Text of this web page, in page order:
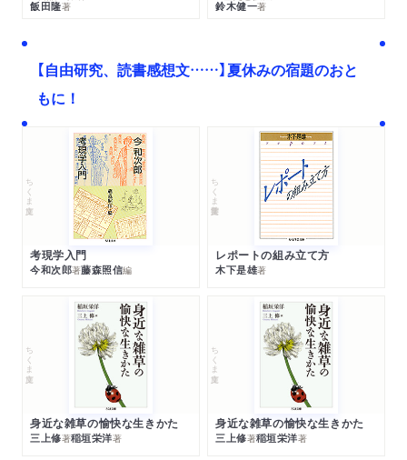
飯田隆著 鈴木健一著
【自由研究、読書感想文……】夏休みの宿題のおと
もに！
ちくま文庫
考現学入門
今和次郎著藤森照信編
ちくま学芸文庫
レポートの組み立て方
木下是雄著
ちくま文庫
身近な雑草の愉快な生きかた
三上修著稲垣栄洋著
ちくま文庫
身近な雑草の愉快な生きかた
三上修著稲垣栄洋著